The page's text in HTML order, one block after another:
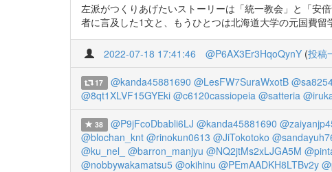
左派がつくりあげたいストーリーは「統一教会」と「安
者に言及した1文と、もうひとつは北海道大学の元国費
2022-07-18 17:41:46 @P6AX3Er3HqoQynY (投稿
17 @kanda45881690 @LesFW7SuraWxotB
@8qt1XLVF15GYEki @c6120cassiopeia @satteria
38 @P9jFcoDbabli6LJ @kanda45881690
@blochan_knt @rinokun0613 @JiTokotoko
@ku_nel_
@barron_manjyu @NQ2jtMs2xLJGA5M
@nobbywakamatsu5 @okihinu @PEmAADKH8LTBv2y